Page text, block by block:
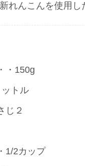
れんこんを使用し
・150g
トル
じ２
1/2カップ